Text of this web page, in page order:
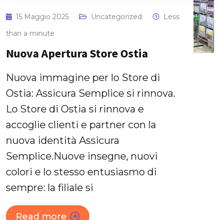
15 Maggio 2025 Uncategorized
Less
than a minute
Nuova Apertura Store Ostia
Nuova immagine per lo Store di
Ostia: Assicura Semplice si rinnova.
Lo Store di Ostia si rinnova e
accoglie clienti e partner con la
nuova identità Assicura
Semplice.Nuove insegne, nuovi
colori e lo stesso entusiasmo di
sempre: la filiale si
Read more